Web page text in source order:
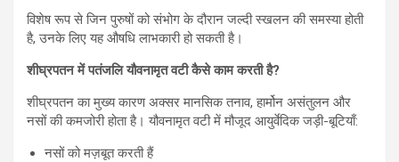
विशेष रूप से जिन पुरुषों को संभोग के दौरान जल्दी स्खलन की समस्या होती
है, उनके लिए यह औषधि लाभकारी हो सकती है।
शीघ्रपतन में पतंजलि यौवनामृत वटी कैसे काम करती है?
शीघ्रपतन का मुख्य कारण अक्सर मानसिक तनाव, हार्मोन असंतुलन और
नसों की कमजोरी होता है। यौवनामृत वटी में मौजूद आयुर्वेदिक जड़ी-बूटियाँ:
नसों को मज़बूत करती हैं